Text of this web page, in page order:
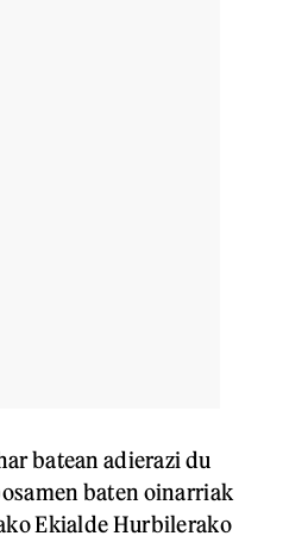
batean adierazi du
baten oinarriak
Ekialde Hurbilerako